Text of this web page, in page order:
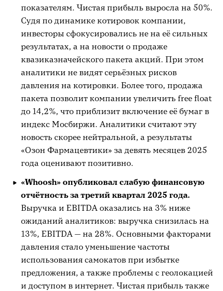
показателям. Чистая прибыль выросла на 50%.
Судя по динамике котировок компании,
инвесторы сфокусировались не на её сильных
результатах, а на новости о продаже
квазиказначейского пакета акций. При этом
аналитики не видят серьёзных рисков
давления на котировки. Более того, продажа
пакета позволит компании увеличить free float
до 14,2%, что приблизит включение её бумаг в
индекс Мосбиржи. Аналитики считают эту
новость скорее нейтральной, а результаты
«Озон Фармацевтики» за девять месяцев 2025
года оценивают позитивно.
«Whoosh» опубликовал слабую финансовую
отчётность за третий квартал 2025 года.
Выручка и EBITDA оказались на 3% ниже
ожиданий аналитиков: выручка снизилась на
13%, EBITDA — на 28%. Основными факторами
давления стало уменьшение частоты
использования самокатов при избытке
предложения, а также проблемы с геолокацией
и доступом в интернет. Чистая прибыль также